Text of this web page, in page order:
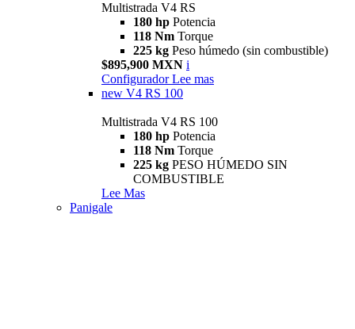
Multistrada V4 RS
180 hp Potencia
118 Nm Torque
225 kg Peso húmedo (sin combustible)
$895,900 MXN i
Configurador Lee mas
new V4 RS 100
Multistrada V4 RS 100
180 hp Potencia
118 Nm Torque
225 kg PESO HÚMEDO SIN
COMBUSTIBLE
Lee Mas
Panigale